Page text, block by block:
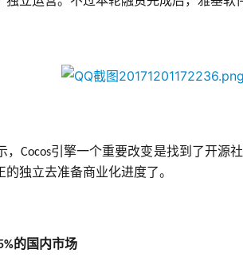
Cocos引擎一个重要改变是找到了开源
独立去准备商业化进度了。
的国内市场